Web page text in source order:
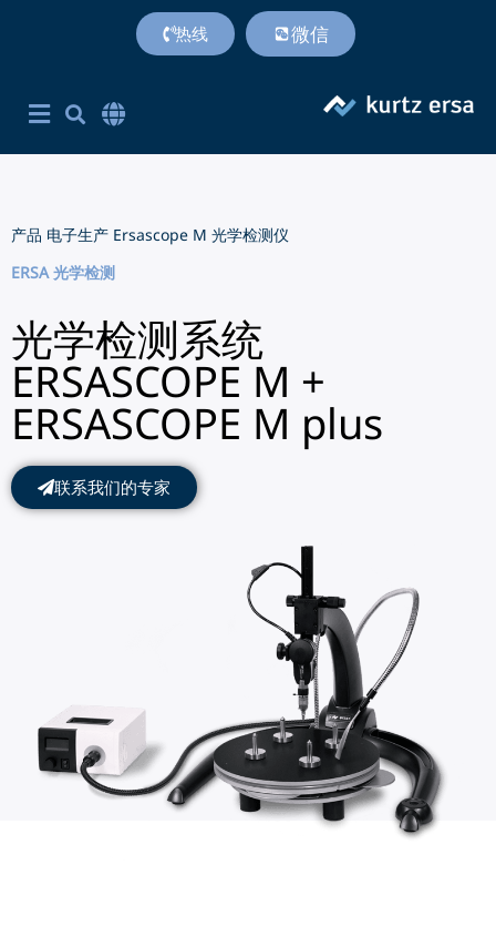
热线 微信
产品 电子生产 Ersascope M 光学检测仪
ERSA 光学检测
光学检测系统
ERSASCOPE M +
ERSASCOPE M plus
联系我们的专家